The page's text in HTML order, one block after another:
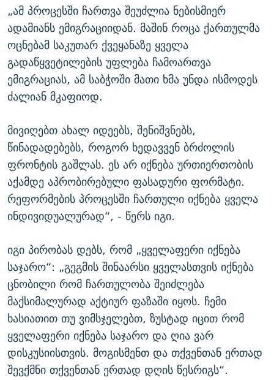
„ამ პროცესში ჩართვა შეუძლია ნებისმიერ
ადამიანს ემიგრაციიდან. მაშინ როცა ქართულმა
ოცნებამ საკუთარ ქვეყანაზე ყველა
გადაწყვეტილების უფლება ჩამოართვა
ემიგრაციას, ამ საბჭოში მათი ხმა უნდა ისმოდეს
ძალიან მკაფიოდ.
მივიღებთ ახალ იდეებს, შენიშვნებს,
წინადადებებს, როგორ ხედავვენ ბრძოლის
ფრონტის გაშლას. ეს არ იქნება ურთიერთობის
აქამდე აპრობირებული ფასადური ფორმატი.
რეფორმების პროცესში ჩართული იქნება ყველა
ინდივიდუალურად“, - წერს იგი.
იგი პირობას დებს, რომ „ყველაფერი იქნება
საჯარო“: „გეგმის შინაარსი ყველასთვის იქნება
ცნობილი რომ ჩართულობა შეიძლება
მაქსიმალურად აქტიურ ფაზაში იყოს. ჩემი
ხასიათით თუ ვიმსჯელებთ, ზუსტად იცით რომ
ყველაფერი იქნება საჯარო და ღია ვარ
დისკუსიისთვის. მოგისმენთ და თქვენთან ერთად
შევქმნი თქვენთან ერთად დღის წესრიგს“.